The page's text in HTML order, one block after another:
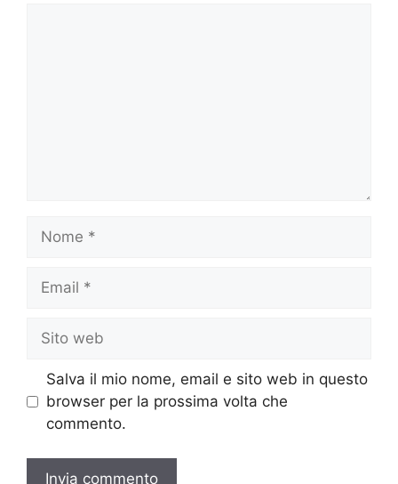
Nome
Email
Sito
web
Salva il mio nome, email e sito web in questo
browser per la prossima volta che
commento.